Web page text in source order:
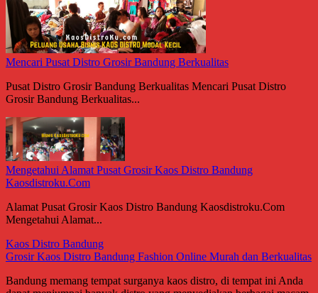
Mencari Pusat Distro Grosir Bandung Berkualitas
Pusat Distro Grosir Bandung Berkualitas Mencari Pusat Distro
Grosir Bandung Berkualitas...
Mengetahui Alamat Pusat Grosir Kaos Distro Bandung
Kaosdistroku.Com
Alamat Pusat Grosir Kaos Distro Bandung Kaosdistroku.Com
Mengetahui Alamat...
Kaos Distro Bandung
Grosir Kaos Distro Bandung Fashion Online Murah dan Berkualitas
Bandung memang tempat surganya kaos distro, di tempat ini Anda